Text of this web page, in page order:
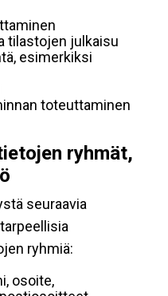
tilastojen julkaisu
esimerkiksi
toteuttaminen
ryhmät,
seuraavia
ryhmiä:
osoite,